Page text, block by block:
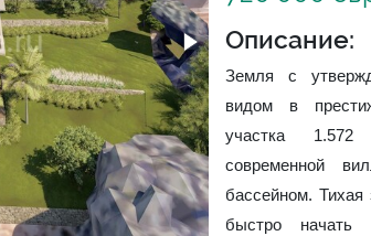
Описание:
Земля с
видом в
участка 1.572
современной
бассейном. Тихая
быстро начать